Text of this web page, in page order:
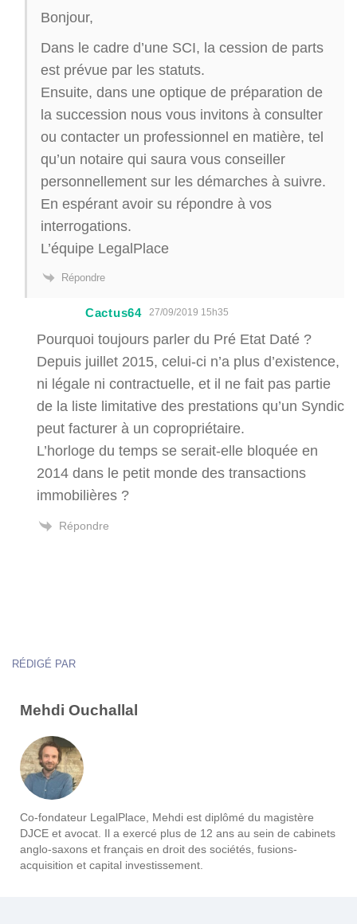
Bonjour,
Dans le cadre d’une SCI, la cession de parts
est prévue par les statuts.
Ensuite, dans une optique de préparation de
la succession nous vous invitons à consulter
ou contacter un professionnel en matière, tel
qu’un notaire qui saura vous conseiller
personnellement sur les démarches à suivre.
En espérant avoir su répondre à vos
interrogations.
L’équipe LegalPlace
Répondre
Cactus64 27/09/2019 15h35
Pourquoi toujours parler du Pré Etat Daté ?
Depuis juillet 2015, celui-ci n’a plus d’existence,
ni légale ni contractuelle, et il ne fait pas partie
de la liste limitative des prestations qu’un Syndic
peut facturer à un copropriétaire.
L’horloge du temps se serait-elle bloquée en
2014 dans le petit monde des transactions
immobilières ?
Répondre
RÉDIGÉ PAR
Mehdi Ouchallal
Co-fondateur LegalPlace, Mehdi est diplômé du magistère
DJCE et avocat. Il a exercé plus de 12 ans au sein de cabinets
anglo-saxons et français en droit des sociétés, fusions-
acquisition et capital investissement.